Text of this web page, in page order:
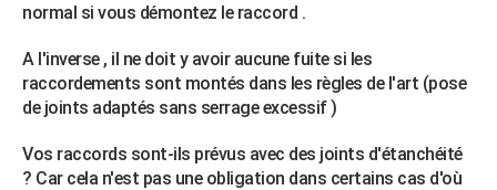
normal si vous démontez le raccord .
A l'inverse , il ne doit y avoir aucune fuite si les
raccordements sont montés dans les règles de l'art (pose
de joints adaptés sans serrage excessif )
Vos raccords sont-ils prévus avec des joints d'étanchéité
? Car cela n'est pas une obligation dans certains cas d'où